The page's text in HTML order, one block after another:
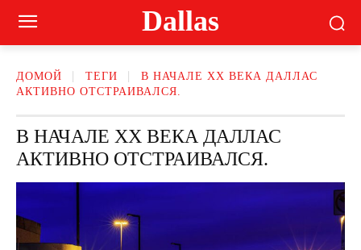
Dallas
ДОМОЙ ТЕГИ
В НАЧАЛЕ XX ВЕКА ДАЛЛАС
АКТИВНО ОТСТРАИВАЛСЯ.
В НАЧАЛЕ XX ВЕКА ДАЛЛАС
АКТИВНО ОТСТРАИВАЛСЯ.